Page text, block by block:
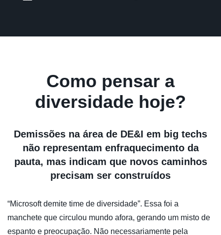
Como pensar a
diversidade hoje?
Demissões na área de DE&I em big techs
não representam enfraquecimento da
pauta, mas indicam que novos caminhos
precisam ser construídos
“Microsoft demite time de diversidade”. Essa foi a
manchete que circulou mundo afora, gerando um misto de
espanto e preocupação. Não necessariamente pela